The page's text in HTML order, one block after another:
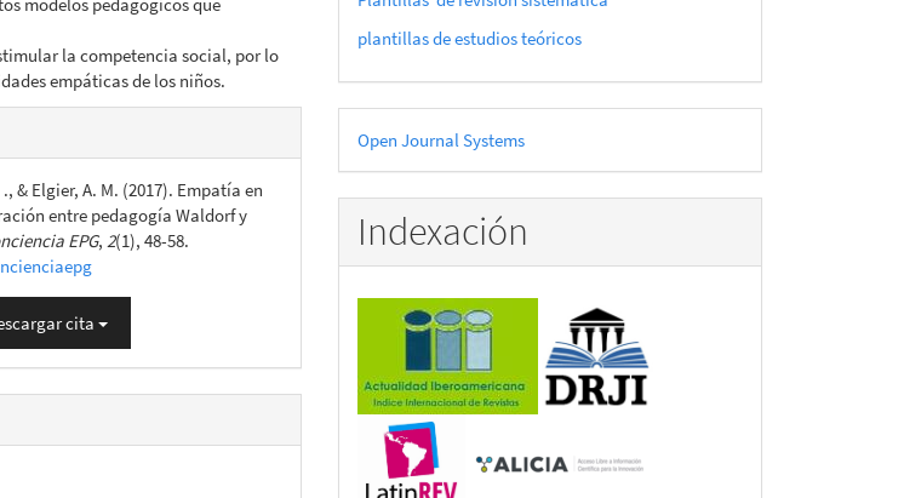
la competencia social, por lo
empáticas de los niños.
& Elgier, A. M. (2017). Empatía en
entre pedagogía Waldorf y
EPG, 2(1), 48-58.
cita
plantillas de estudios teóricos
Desarrollado
por
Open Journal Systems
Indexación